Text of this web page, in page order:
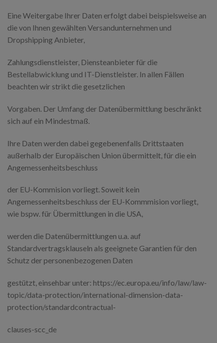
Eine Weitergabe Ihrer Daten erfolgt dabei beispielsweise an
die von Ihnen gewählten Versandunternehmen und
Dropshipping Anbieter,
Zahlungsdienstleister, Diensteanbieter für die
Bestellabwicklung und IT-Dienstleister. In allen Fällen
beachten wir strikt die gesetzlichen
Vorgaben. Der Umfang der Datenübermittlung beschränkt
sich auf ein Mindestmaß.
Ihre Daten werden dabei gegebenenfalls Drittstaaten
außerhalb der Europäischen Union übermittelt, für die ein
Angemessenheitsbeschluss
der EU-Kommision vorliegt. Soweit kein
Angemessenheitsbeschluss der EU-Kommmision vorliegt,
wie bspw. für Übermittlungen in die USA,
werden die Datenübermittlungen u.a. auf
Standardvertragsklauseln als geeignete Garantien für den
Schutz der personenbezogenen Daten
gestützt, einsehbar unter: https://ec.europa.eu/info/law/law-
topic/data-protection/international-dimension-data-
protection/standardcontractual-
clauses-scc_de